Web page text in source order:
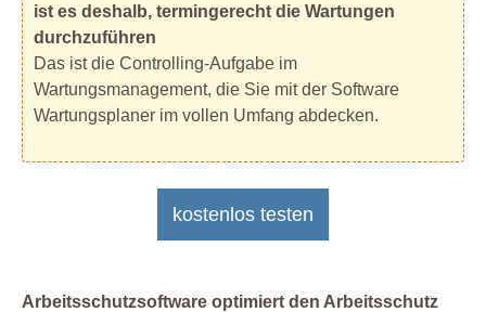
ist es deshalb, termingerecht die Wartungen
durchzuführen
Das ist die Controlling-Aufgabe im
Wartungsmanagement, die Sie mit der Software
Wartungsplaner im vollen Umfang abdecken.
kostenlos testen
Arbeitsschutzsoftware optimiert den Arbeitsschutz